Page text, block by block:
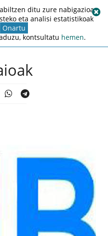
ditu zure nabigazioa
eta analisi estatistikoak
Onartu
kontsultatu hemen.